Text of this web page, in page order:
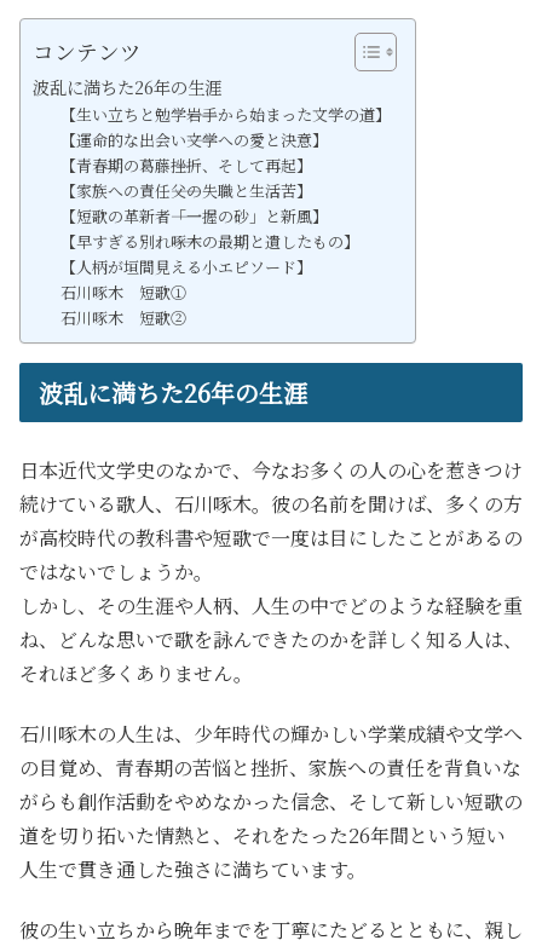
コンテンツ
波乱に満ちた26年の生涯
【生い立ちと勉学――岩手から始まった文学の道】
【運命的な出会い――文学への愛と決意】
【青春期の葛藤――挫折、そして再起】
【家族への責任――父の失職と生活苦】
【短歌の革新者――「一握の砂」と新風】
【早すぎる別れ――啄木の最期と遺したもの】
【人柄が垣間見える小エピソード】
石川啄木 短歌①
石川啄木 短歌②
波乱に満ちた26年の生涯
日本近代文学史のなかで、今なお多くの人の心を惹きつけ
続けている歌人、石川啄木。彼の名前を聞けば、多くの方
が高校時代の教科書や短歌で一度は目にしたことがあるの
ではないでしょうか。
しかし、その生涯や人柄、人生の中でどのような経験を重
ね、どんな思いで歌を詠んできたのかを詳しく知る人は、
それほど多くありません。
石川啄木の人生は、少年時代の輝かしい学業成績や文学へ
の目覚め、青春期の苦悩と挫折、家族への責任を背負いな
がらも創作活動をやめなかった信念、そして新しい短歌の
道を切り拓いた情熱と、それをたった26年間という短い
人生で貫き通した強さに満ちています。
彼の生い立ちから晩年までを丁寧にたどるとともに、親し